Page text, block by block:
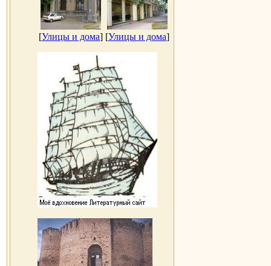
[Улицы и дома] [Улицы и дома]